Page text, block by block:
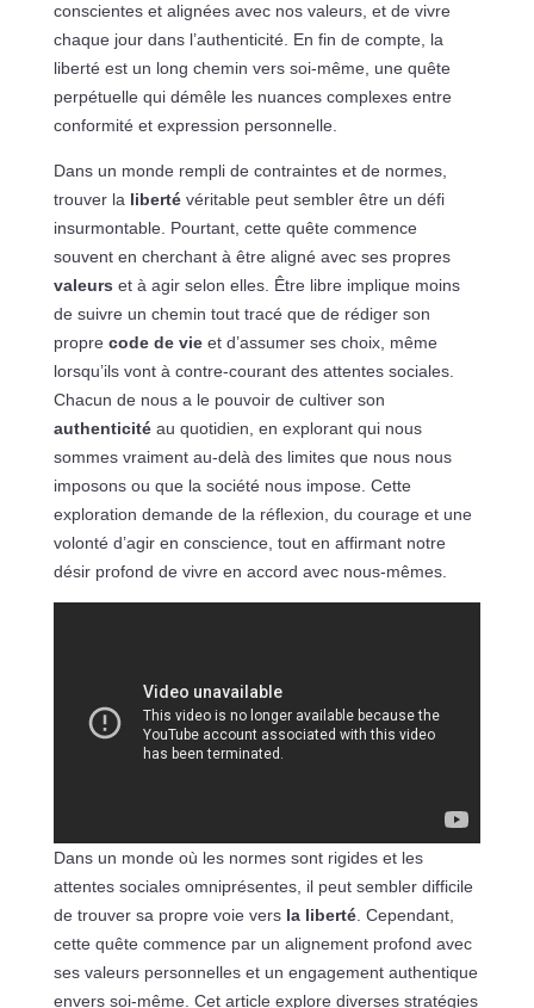
conscientes et alignées avec nos valeurs, et de vivre
chaque jour dans l’authenticité. En fin de compte, la
liberté est un long chemin vers soi-même, une quête
perpétuelle qui démêle les nuances complexes entre
conformité et expression personnelle.
Dans un monde rempli de contraintes et de normes,
trouver la libertévéritable peut sembler être un défi
insurmontable. Pourtant, cette quête commence
souvent en cherchant à être aligné avec ses propres
valeurs et à agir selon elles. Être libre implique moins
de suivre un chemin tout tracé que de rédiger son
propre code de vieet d’assumer ses choix, même
lorsqu’ils vont à contre-courant des attentes sociales.
Chacun de nous a le pouvoir de cultiver son
authenticitéau quotidien, en explorant qui nous
sommes vraiment au-delà des limites que nous nous
imposons ou que la société nous impose. Cette
exploration demande de la réflexion, du courage et une
volonté d’agir en conscience, tout en affirmant notre
désir profond de vivre en accord avec nous-mêmes.
Dans un monde où les normes sont rigides et les
attentes sociales omniprésentes, il peut sembler difficile
de trouver sa propre voie vers la liberté. Cependant,
cette quête commence par un alignement profond avec
ses valeurs personnelles et un engagement authentique
envers soi-même. Cet article explore diverses stratégies